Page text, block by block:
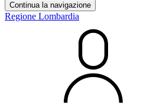
Continua la navigazione
Regione Lombardia